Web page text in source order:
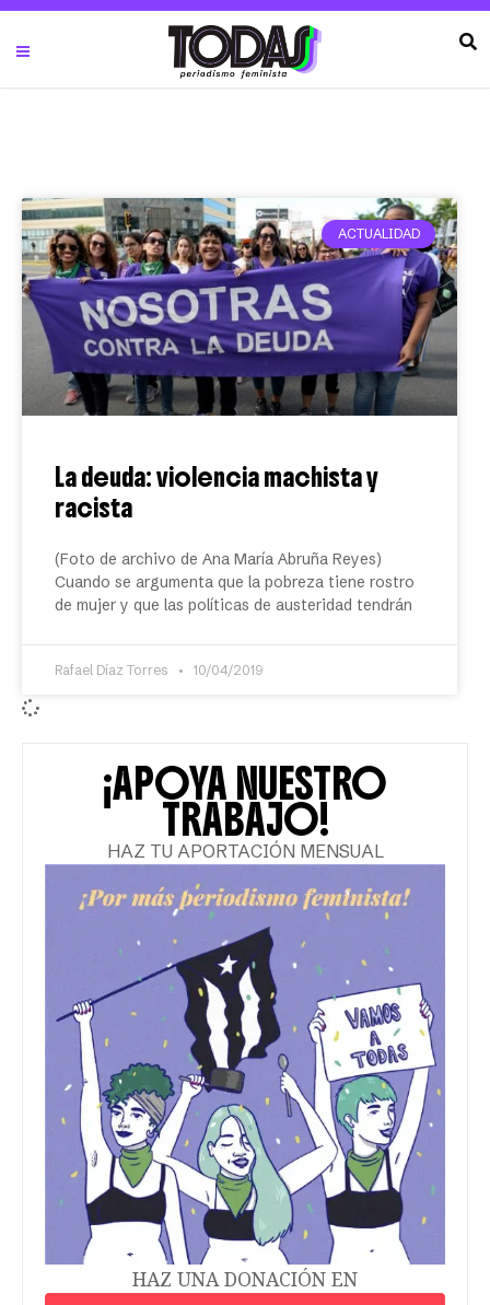
ACTUALIDAD
La deuda: violencia machista y
racista
(Foto de archivo de Ana María Abruña Reyes)
Cuando se argumenta que la pobreza tiene rostro
de mujer y que las políticas de austeridad tendrán
Rafael Díaz Torres 10/04/2019
¡APOYA NUESTRO
TRABAJO!
HAZ TU APORTACIÓN MENSUAL
HAZ UNA DONACIÓN EN